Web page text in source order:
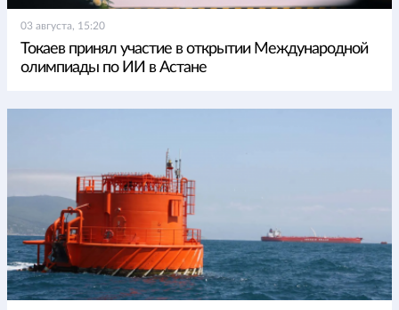
03 августа, 15:20
Токаев принял участие в открытии Международной
олимпиады по ИИ в Астане